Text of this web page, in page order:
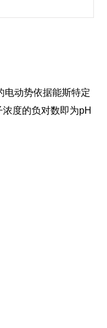
电动势依据能斯特定
度的负对数即为pH